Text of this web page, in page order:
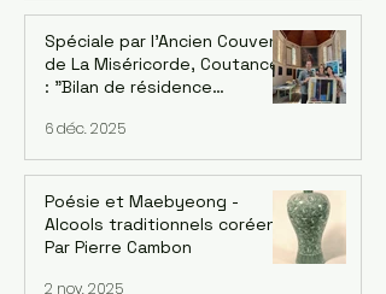
Spéciale par l'Ancien Couvent
de La Miséricorde, Coutances
: "Bilan de résidence
l'artiste UI-YEONG PARK. Par
Mija Han Gastebois
6 déc. 2025
Poésie et Maebyeong -
Alcools traditionnels coréens.
Par Pierre Cambon
2 nov. 2025